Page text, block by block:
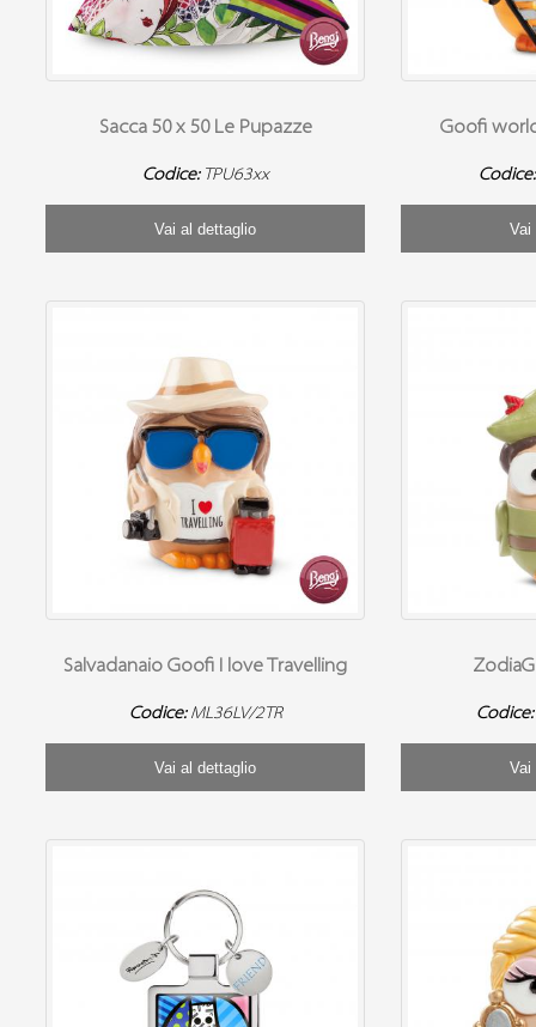
Sacca 50 x 50 Le Pupazze
Codice: TPU63xx
Vai al dettaglio
Goofi
Vai
Salvadanaio Goofi I love Travelling
Codice: ML36LV/2TR
Vai al dettaglio
Codice:
Vai